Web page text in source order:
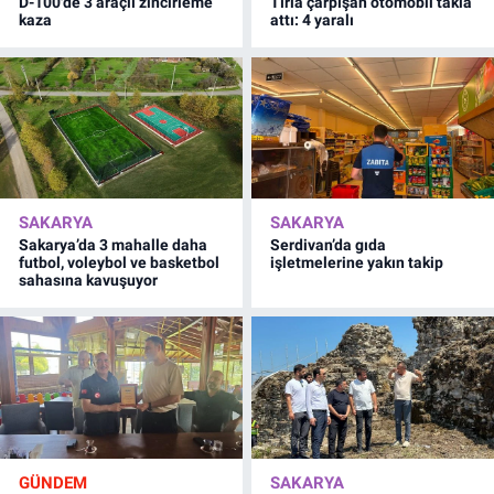
kaza
attı: 4 yaralı
SAKARYA
Sakarya’da 3 mahalle daha
futbol, voleybol ve basketbol
sahasına kavuşuyor
SAKARYA
Serdivan’da gıda
işletmelerine yakın takip
GÜNDEM SAKARYA